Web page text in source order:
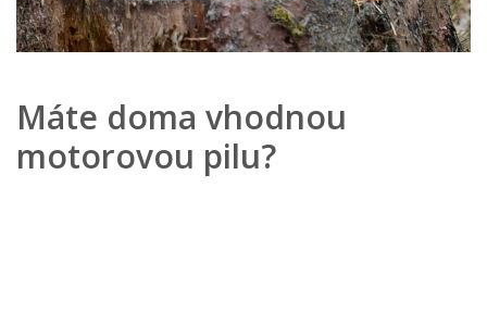
Máte doma vhodnou
motorovou pilu?